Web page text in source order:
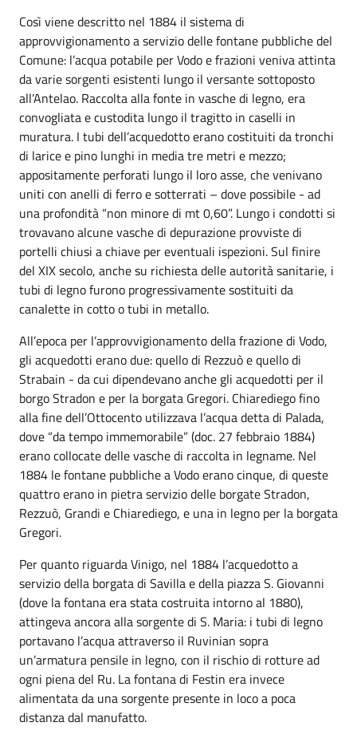
Così viene descritto nel 1884 il sistema di
approvvigionamento a servizio delle fontane pubbliche del
Comune: l’acqua potabile per Vodo e frazioni veniva attinta
da varie sorgenti esistenti lungo il versante sottoposto
all’Antelao. Raccolta alla fonte in vasche di legno, era
convogliata e custodita lungo il tragitto in caselli in
muratura. I tubi dell’acquedotto erano costituiti da tronchi
di larice e pino lunghi in media tre metri e mezzo;
appositamente perforati lungo il loro asse, che venivano
uniti con anelli di ferro e sotterrati – dove possibile - ad
una profondità “non minore di mt 0,60”. Lungo i condotti si
trovavano alcune vasche di depurazione provviste di
portelli chiusi a chiave per eventuali ispezioni. Sul finire
del XIX secolo, anche su richiesta delle autorità sanitarie, i
tubi di legno furono progressivamente sostituiti da
canalette in cotto o tubi in metallo.
All’epoca per l’approvvigionamento della frazione di Vodo,
gli acquedotti erano due: quello di Rezzuò e quello di
Strabain - da cui dipendevano anche gli acquedotti per il
borgo Stradon e per la borgata Gregori. Chiarediego fino
alla fine dell’Ottocento utilizzava l’acqua detta di Palada,
dove “da tempo immemorabile” (doc. 27 febbraio 1884)
erano collocate delle vasche di raccolta in legname. Nel
1884 le fontane pubbliche a Vodo erano cinque, di queste
quattro erano in pietra servizio delle borgate Stradon,
Rezzuò, Grandi e Chiarediego, e una in legno per la borgata
Gregori.
Per quanto riguarda Vinigo, nel 1884 l’acquedotto a
servizio della borgata di Savilla e della piazza S. Giovanni
(dove la fontana era stata costruita intorno al 1880),
attingeva ancora alla sorgente di S. Maria: i tubi di legno
portavano l’acqua attraverso il Ruvinian sopra
un’armatura pensile in legno, con il rischio di rotture ad
ogni piena del Ru. La fontana di Festin era invece
alimentata da una sorgente presente in loco a poca
distanza dal manufatto.